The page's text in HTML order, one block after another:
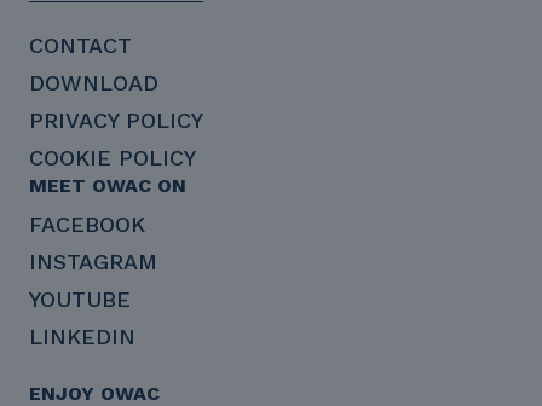
CONTACT
DOWNLOAD
PRIVACY POLICY
COOKIE POLICY
MEET OWAC ON
FACEBOOK
INSTAGRAM
YOUTUBE
LINKEDIN
ENJOY OWAC